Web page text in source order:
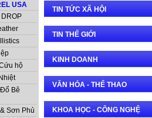
USA
hộ
Bê
Sơn Phủ
TIN TỨC XÃ HỘI
TIN THẾ GIỚI
KINH DOANH
VĂN HÓA - THỂ THAO
KHOA HỌC - CÔNG NGHỆ